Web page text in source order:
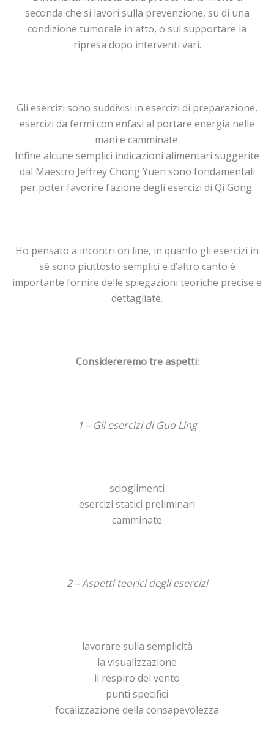
seconda che si lavori sulla prevenzione, su di una
condizione tumorale in atto, o sul supportare la
ripresa dopo interventi vari.
Gli esercizi sono suddivisi in esercizi di preparazione,
esercizi da fermi con enfasi al portare energia nelle
mani e camminate.
Infine alcune semplici indicazioni alimentari suggerite
dal Maestro Jeffrey Chong Yuen sono fondamentali
per poter favorire l’azione degli esercizi di Qi Gong.
Ho pensato a incontri on line, in quanto gli esercizi in
sé sono piuttosto semplici e d’altro canto è
importante fornire delle spiegazioni teoriche precise e
dettagliate.
Considereremo tre aspetti:
1 – Gli esercizi di Guo Ling
scioglimenti
esercizi statici preliminari
camminate
2 – Aspetti teorici degli esercizi
lavorare sulla semplicità
la visualizzazione
il respiro del vento
punti specifici
focalizzazione della consapevolezza